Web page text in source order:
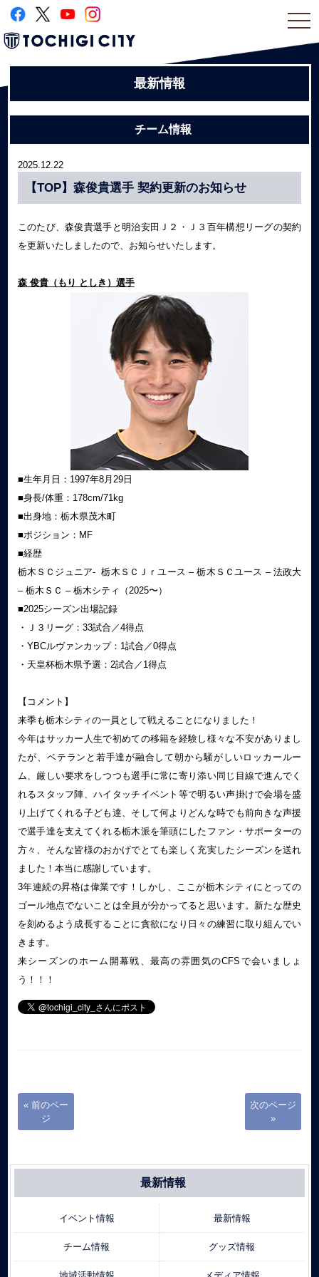
最新情報
チーム情報
2025.12.22
【TOP】森俊貴選手 契約更新のお知らせ
このたび、森俊貴選手と明治安田Ｊ２・Ｊ３百年構想リーグの契約
を更新いたしましたので、お知らせいたします。
森 俊貴（もり としき ）選手
■生年月日：1997年8月29日
■身長/体重：178cm/71kg
■出身地：栃木県茂木町
■ポジション：MF
■経歴
栃木ＳＣジュニア- 栃木ＳＣＪｒユース – 栃木ＳＣユース – 法政大
– 栃木ＳＣ – 栃木シティ（2025〜）
■2025シーズン出場記録
・Ｊ３リーグ：33試合／4得点
・YBCルヴァンカップ：1試合／0得点
・天皇杯栃木県予選：2試合／1得点
【コメント】
来季も栃木シティの一員として戦えることになりました！
今年はサッカー人生で初めての移籍を経験し様々な不安がありまし
たが、ベテランと若手達が融合して朝から騒がしいロッカールー
ム、厳しい要求をしつつも選手に常に寄り添い同じ目線で進んでく
れるスタッフ陣、ハイタッチイベント等で明るい声掛けで会場を盛
り上げてくれる子ども達、そして何よりどんな時でも前向きな声援
で選手達を支えてくれる栃木派を筆頭にしたファン・サポーターの
方々、そんな皆様のおかげでとても楽しく充実したシーズンを送れ
ました！本当に感謝しています。
3年連続の昇格は偉業です！しかし、ここが栃木シティにとっての
ゴール地点でないことは全員が分かってると思います。新たな歴史
を刻めるよう成長することに貪欲になり日々の練習に取り組んでい
きます。
来シーズンのホーム開幕戦、最高の雰囲気のCFSで会いましょ
う！！！
« 前のペー
ジ
次のページ
»
最新情報
イベント情報 最新情報
チーム情報 グッズ情報